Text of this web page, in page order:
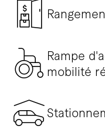
Rampe
mobilité